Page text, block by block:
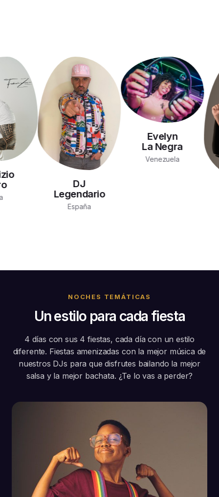
DJ
Legendario
España
Evelyn
La Negra
Venezuela
NOCHES TEMÁTICAS
Un estilo para cada fiesta
4 días con sus 4 fiestas, cada día con un estilo
diferente. Fiestas amenizadas con la mejor música de
nuestros DJs para que disfrutes bailando la mejor
salsa y la mejor bachata. ¿Te lo vas a perder?